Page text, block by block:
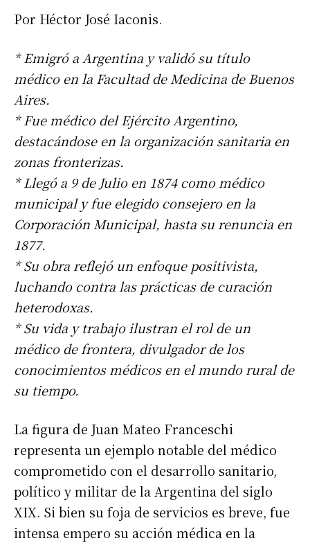
Por Héctor José Iaconis.
* Emigró a Argentina y validó su título
médico en la Facultad de Medicina de Buenos
Aires.
* Fue médico del Ejército Argentino,
destacándose en la organización sanitaria en
zonas fronterizas.
* Llegó a 9 de Julio en 1874 como médico
municipal y fue elegido consejero en la
Corporación Municipal, hasta su renuncia en
1877.
* Su obra reflejó un enfoque positivista,
luchando contra las prácticas de curación
heterodoxas.
* Su vida y trabajo ilustran el rol de un
médico de frontera, divulgador de los
conocimientos médicos en el mundo rural de
su tiempo.
La figura de Juan Mateo Franceschi
representa un ejemplo notable del médico
comprometido con el desarrollo sanitario,
político y militar de la Argentina del siglo
XIX. Si bien su foja de servicios es breve, fue
intensa empero su acción médica en la